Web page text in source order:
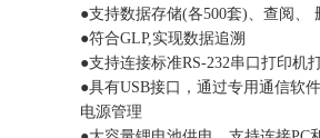
●支持数据存储(各500套)、查阅、
●符合GLP,实现数据追溯
●支持连接标准RS-232串口打印机
●具有USB接口，通过专用通信软
电源管理